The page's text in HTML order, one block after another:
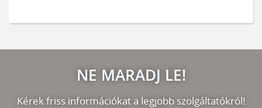
NE MARADJ LE!
Kérek friss információkat a legjobb szolgáltatókról!